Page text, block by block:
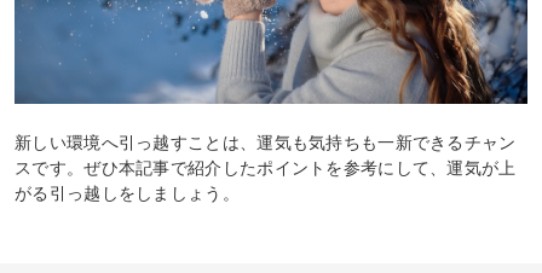
新しい環境へ引っ越すことは、運気も気持ちも一新できるチャン
スです。ぜひ本記事で紹介したポイントを参考にして、運気が上
がる引っ越しをしましょう。